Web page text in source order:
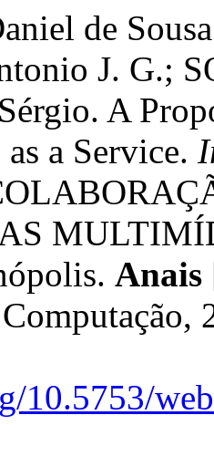
de
J. G.;
A
a Service.
Anais
10.5753/